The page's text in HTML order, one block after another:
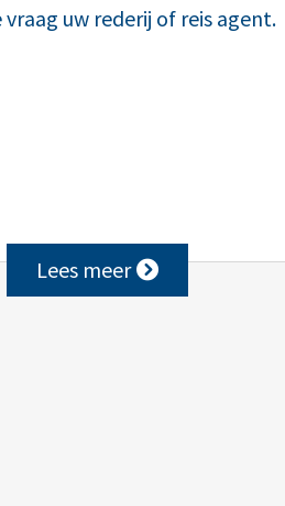
uw rederij of reis agent.
Lees meer